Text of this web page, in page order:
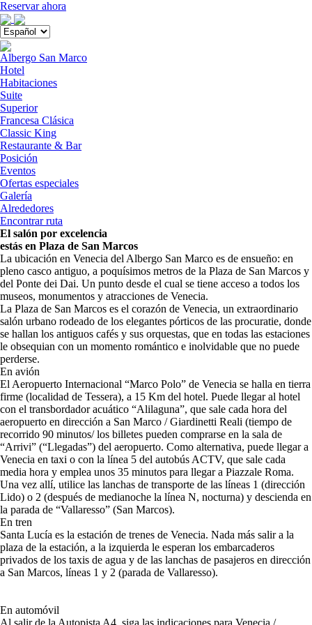
Menú
Reservar ahora
Close
menu
Albergo San Marco
Hotel
Habitaciones
Suite
Superior
Francesa Clásica
Classic King
Restaurante & Bar
Posición
Eventos
Ofertas especiales
Galería
Alrededores
Encontrar ruta
El salón por excelencia
estás en Plaza de San Marcos
La ubicación en Venecia del Albergo San Marco es de ensueño: en
pleno casco antiguo, a poquísimos metros de la Plaza de San Marcos y
del Ponte dei Dai. Un punto desde el cual se tiene acceso a todos los
museos, monumentos y atracciones de Venecia.
La Plaza de San Marcos es el corazón de Venecia, un extraordinario
salón urbano rodeado de los elegantes pórticos de las procuratie, donde
se hallan los antiguos cafés y sus orquestas, que en todas las estaciones
le obsequian con un momento romántico e inolvidable que no puede
perderse.
En avión
El Aeropuerto Internacional “Marco Polo” de Venecia se halla en tierra
firme (localidad de Tessera), a 15 Km del hotel. Puede llegar al hotel
con el transbordador acuático “Alilaguna”, que sale cada hora del
aeropuerto en dirección a San Marco / Giardinetti Reali (tiempo de
recorrido 90 minutos/ los billetes pueden comprarse en la sala de
“Arrivi” (“Llegadas”) del aeropuerto. Como alternativa, puede llegar a
Venecia en taxi o con la línea 5 del autobús ACTV, que sale cada
media hora y emplea unos 35 minutos para llegar a Piazzale Roma.
Una vez allí, utilice las lanchas de transporte de las líneas 1 (dirección
Lido) o 2 (después de medianoche la línea N, nocturna) y descienda en
la parada de “Vallaresso” (San Marcos).
En tren
Santa Lucía es la estación de trenes de Venecia. Nada más salir a la
plaza de la estación, a la izquierda le esperan los embarcaderos
privados de los taxis de agua y de las lanchas de pasajeros en dirección
a San Marcos, líneas 1 y 2 (parada de Vallaresso).
En automóvil
Al salir de la Autopista A4, siga las indicaciones para Venecia /